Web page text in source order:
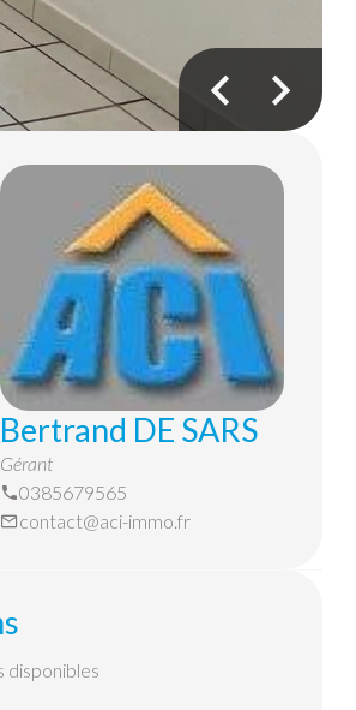
Bertrand DE SARS
Gérant
0385679565
contact@aci-immo.fr
disponibles